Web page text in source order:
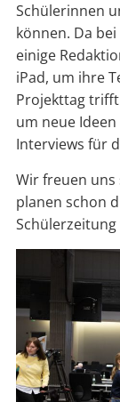
Schülerinnen
können. Da
einige
iPad, um ihre
Projekttag
um neue
Interviews für
Wir freuen uns
planen schon